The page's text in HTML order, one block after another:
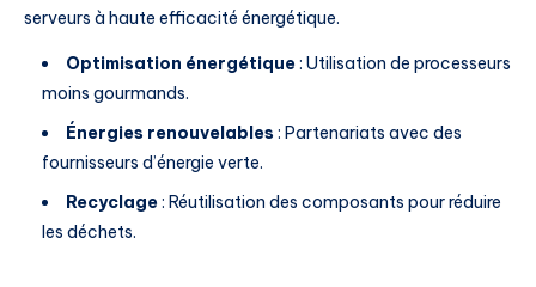
serveurs à haute efficacité énergétique.
Optimisation énergétique: Utilisation de processeurs
moins gourmands.
Énergies renouvelables : Partenariats avec des
fournisseurs d’énergie verte.
Recyclage: Réutilisation des composants pour réduire
les déchets.